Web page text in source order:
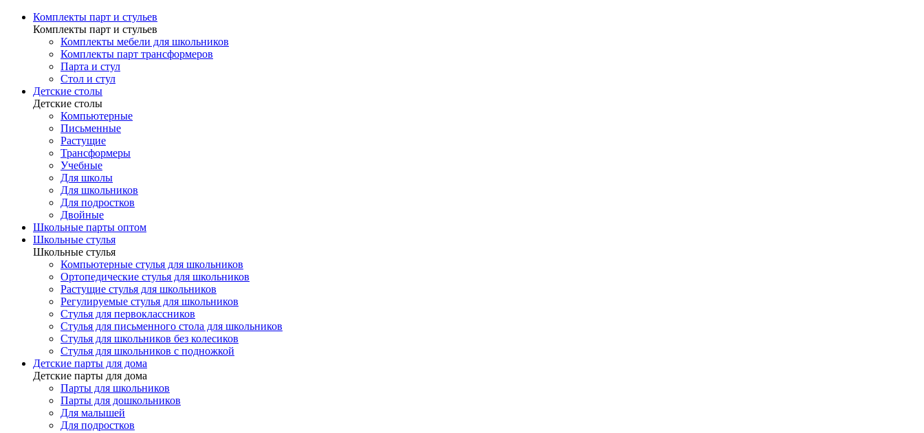
Комплекты парт и стульев
Комплекты парт и стульев
Комплекты мебели для школьников
Комплекты парт трансформеров
Парта и стул
Стол и стул
Детские столы
Детские столы
Компьютерные
Письменные
Растущие
Трансформеры
Учебные
Для школы
Для школьников
Для подростков
Двойные
Школьные парты оптом
Школьные стулья
Школьные стулья
Компьютерные стулья для школьников
Ортопедические стулья для школьников
Растущие стулья для школьников
Регулируемые стулья для школьников
Стулья для первоклассников
Стулья для письменного стола для школьников
Стулья для школьников без колесиков
Стулья для школьников с подножкой
Детские парты для дома
Детские парты для дома
Парты для школьников
Парты для дошкольников
Для малышей
Для подростков